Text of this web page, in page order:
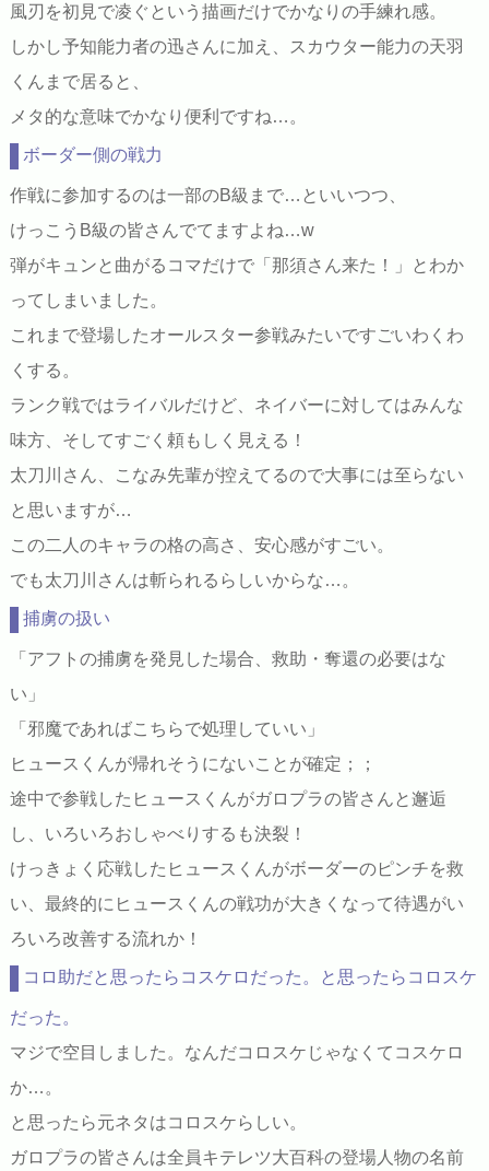
風刃を初見で凌ぐという描画だけでかなりの手練れ感。
しかし予知能力者の迅さんに加え、スカウター能力の天羽
くんまで居ると、
メタ的な意味でかなり便利ですね…。
ボーダー側の戦力
作戦に参加するのは一部のB級まで…といいつつ、
けっこうB級の皆さんでてますよね…w
弾がキュンと曲がるコマだけで「那須さん来た！」とわか
ってしまいました。
これまで登場したオールスター参戦みたいですごいわくわ
くする。
ランク戦ではライバルだけど、ネイバーに対してはみんな
味方、そしてすごく頼もしく見える！
太刀川さん、こなみ先輩が控えてるので大事には至らない
と思いますが…
この二人のキャラの格の高さ、安心感がすごい。
でも太刀川さんは斬られるらしいからな…。
捕虜の扱い
「アフトの捕虜を発見した場合、救助・奪還の必要はな
い」
「邪魔であればこちらで処理していい」
ヒュースくんが帰れそうにないことが確定；；
途中で参戦したヒュースくんがガロプラの皆さんと邂逅
し、いろいろおしゃべりするも決裂！
けっきょく応戦したヒュースくんがボーダーのピンチを救
い、最終的にヒュースくんの戦功が大きくなって待遇がい
ろいろ改善する流れか！
コロ助だと思ったらコスケロだった。と思ったらコロスケ
だった。
マジで空目しました。なんだコロスケじゃなくてコスケロ
か…。
と思ったら元ネタはコロスケらしい。
ガロプラの皆さんは全員キテレツ大百科の登場人物の名前